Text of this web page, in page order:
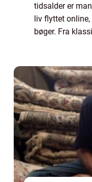
tidsalder er
liv flyttet
bøger. Fra